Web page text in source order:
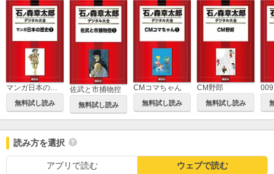
マンガ日本の歴史
無料試し読み
佐武と市捕物控
無料試し読み
CMコマちゃん
無料試し読み
CM野郎
無料試し読み
読み方を選択
アプリで読む ウェブで読む